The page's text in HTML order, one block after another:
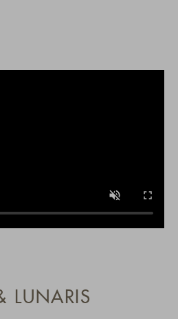
LUNARIS